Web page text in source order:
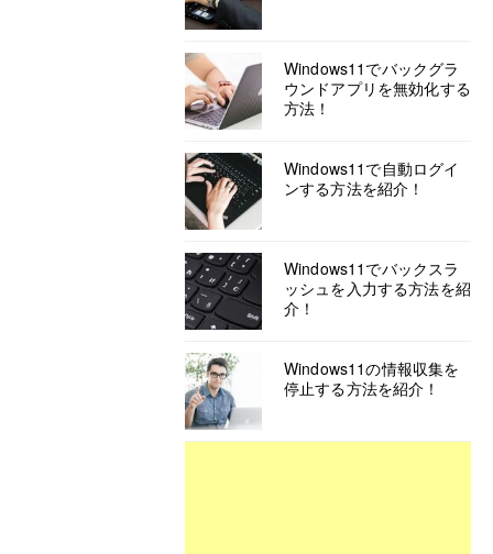
Windows11でバックグラ
ウンドアプリを無効化する
方法！
Windows11で自動ログイ
ンする方法を紹介！
Windows11でバックスラ
ッシュを入力する方法を紹
介！
Windows11の情報収集を
停止する方法を紹介！